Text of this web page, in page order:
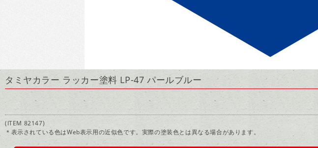
タミヤカラー ラッカー塗料 LP-47 パールブルー
(ITEM 82147)
＊表示されている色はWeb表示用の近似色です。実際の塗装色とは異なる場合があります。